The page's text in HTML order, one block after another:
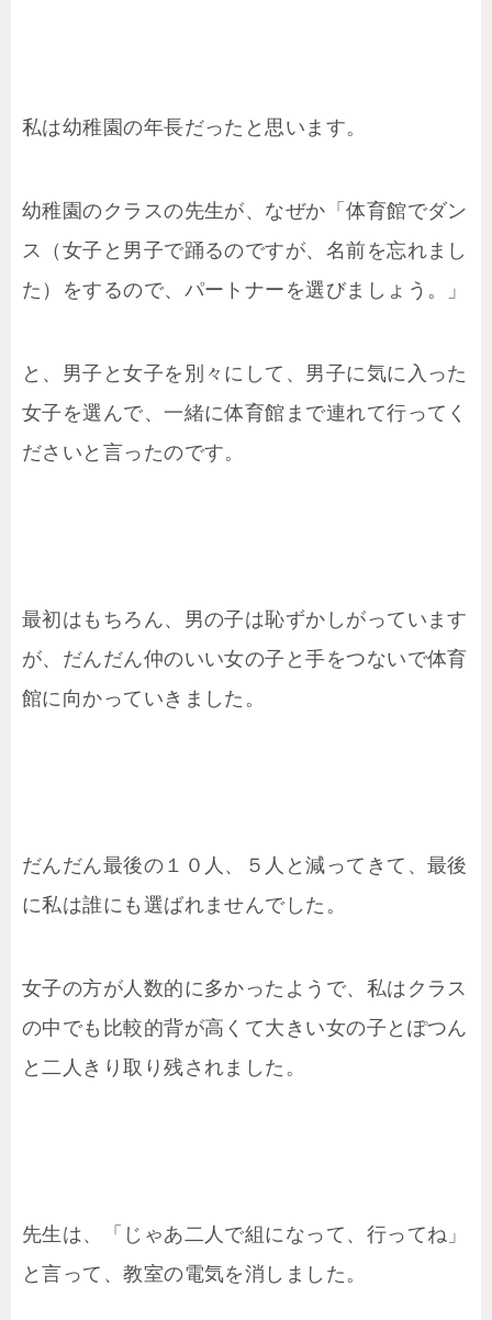
私は幼稚園の年長だったと思います。
幼稚園のクラスの先生が、なぜか「体育館でダン
ス（女子と男子で踊るのですが、名前を忘れまし
た）をするので、パートナーを選びましょう。」
と、男子と女子を別々にして、男子に気に入った
女子を選んで、一緒に体育館まで連れて行ってく
ださいと言ったのです。
最初はもちろん、男の子は恥ずかしがっています
が、だんだん仲のいい女の子と手をつないで体育
館に向かっていきました。
だんだん最後の１０人、５人と減ってきて、最後
に私は誰にも選ばれませんでした。
女子の方が人数的に多かったようで、私はクラス
の中でも比較的背が高くて大きい女の子とぽつん
と二人きり取り残されました。
先生は、「じゃあ二人で組になって、行ってね」
と言って、教室の電気を消しました。